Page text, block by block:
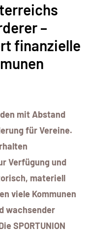
–
finanzielle
mit Abstand
für Vereine.
Verfügung und
materiell
viele Kommunen
wachsender
SPORTUNION